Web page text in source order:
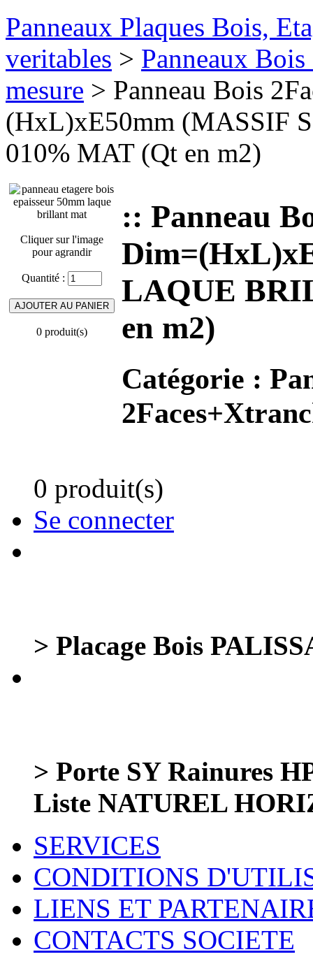
Panneaux Plaques Bois,
veritables > Panneaux
mesure > Panneau Bois
(HxL)xE50mm (MASSIF
010% MAT (Qt en m2)
Cliquer sur l'image
pour agrandir
Quantité :
0 produit(s)
:: Panneau
LAQUE
en m2)
Catégorie :
0 produit(s)
Se connecter
> Placage Bois
> Porte SY Rainures
Liste NATUREL
SERVICES
CONDITIONS
LIENS ET
CONTACTS SOCIETE